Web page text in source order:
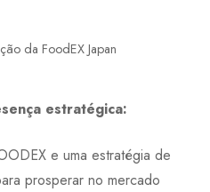
da FoodEX Japan
estratégica:
e uma estratégia de
prosperar no mercado